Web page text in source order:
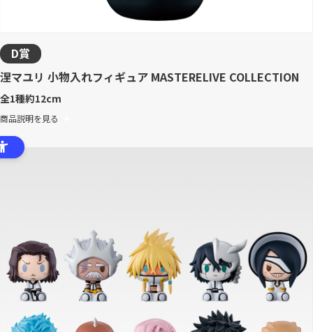
D賞
涅マユリ 小物入れフィギュア MASTERELIVE COLLECTION
全1種約12cm
商品説明を見る